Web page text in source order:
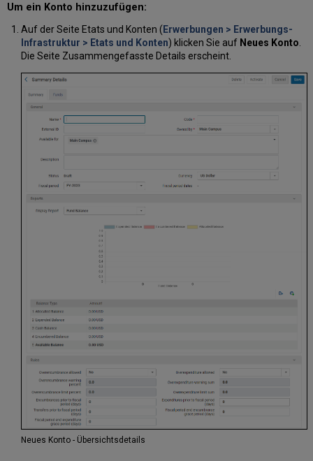
Um ein Konto hinzuzufügen:
Auf der Seite Etats und Konten ( Erwerbungen > Erwerbungs-
Infrastruktur > Etats und Konten) klicken Sie auf Neues Konto
Die Seite Zusammengefasste Details erscheint.
Neues Konto - Übersichtsdetails